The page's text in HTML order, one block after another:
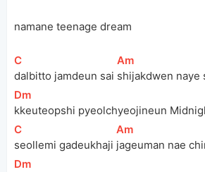
namane teenage dream
[
C
dalbitto jamdeun sai
[
Am
shijakdwen naye
[Dm
kkeuteopshi pyeolchyeojineun
[
C
seollemi gadeukhaji
[
Am
jageuman nae
[Dm